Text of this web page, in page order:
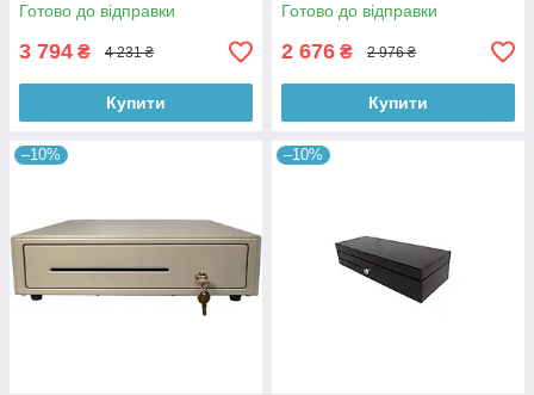
Готово до відправки
3 794 ₴ 4 231 ₴
Купити
Готово до відправки
2 676 ₴ 2 976 ₴
Купити
–10% –10%